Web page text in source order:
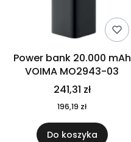
Power bank 20.000 mAh
VOIMA MO2943-03
241,31 zł
196,19 zł
Do koszyka